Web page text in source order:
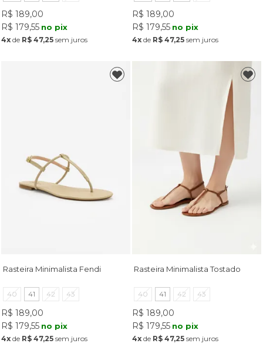
R$ 189,00
R$ 179,55 no pix
4xde R$ 47,25sem juros
R$ 189,00
R$ 179,55 no pix
4x de R$ 47,25 sem juros
Rasteira Minimalista Fendi
40 41 42 43
R$ 189,00
R$ 179,55 no pix
4xde R$ 47,25sem juros
Rasteira Minimalista Tostado
40 41 42 43
R$ 189,00
R$ 179,55 no pix
4x de R$ 47,25 sem juros